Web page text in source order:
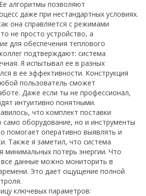
алгоритмы позволяют
даже при нестандартных условиях.
она справляется с режимами
не просто устройство, а
для обеспечения теплового
подтверждают: система
Я испытывал ее в разных
в ее эффективности. Конструкция
пользователь сможет
Даже если ты не профессионал,
интуитивно понятными.
что комплект поставки
само оборудование, но и инструменты
помогает оперативно выявлять и
Также я заметил, что система
минимальных потерь энергии. Что
все данные можно мониторить в
Это дает ощущение полной
ключевых параметров: